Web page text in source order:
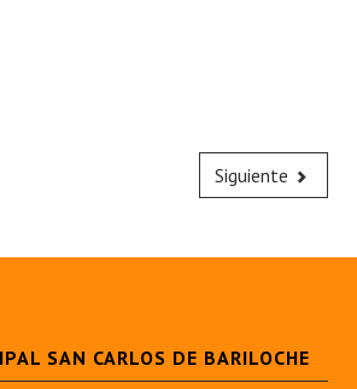
Siguiente
SAN CARLOS DE BARILOCHE